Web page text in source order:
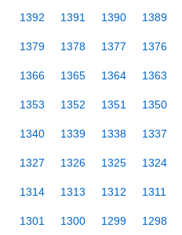
1392 1391 1390 1389
1379 1378 1377 1376
1366 1365 1364 1363
1353 1352 1351 1350
1340 1339 1338 1337
1327 1326 1325 1324
1314 1313 1312 1311
1301 1300 1299 1298